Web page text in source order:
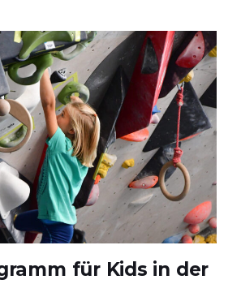
für Kids in der